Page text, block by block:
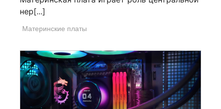
нер[...]
Материнские платы